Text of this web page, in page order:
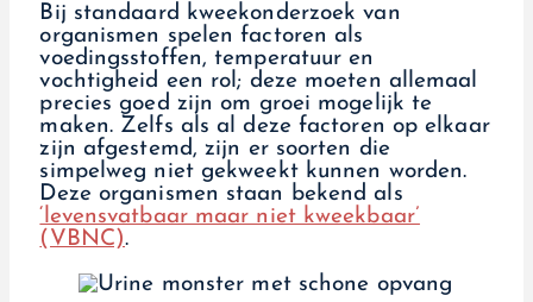
Bij standaard kweekonderzoek van
organismen spelen factoren als
voedingsstoffen, temperatuur en
vochtigheid een rol; deze moeten allemaal
precies goed zijn om groei mogelijk te
maken. Zelfs als al deze factoren op elkaar
zijn afgestemd, zijn er soorten die
simpelweg niet gekweekt kunnen worden.
Deze organismen staan bekend als
‘levensvatbaar maar niet kweekbaar’
(VBNC).